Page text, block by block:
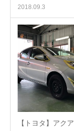
2018.09.3
【トヨタ】アクア